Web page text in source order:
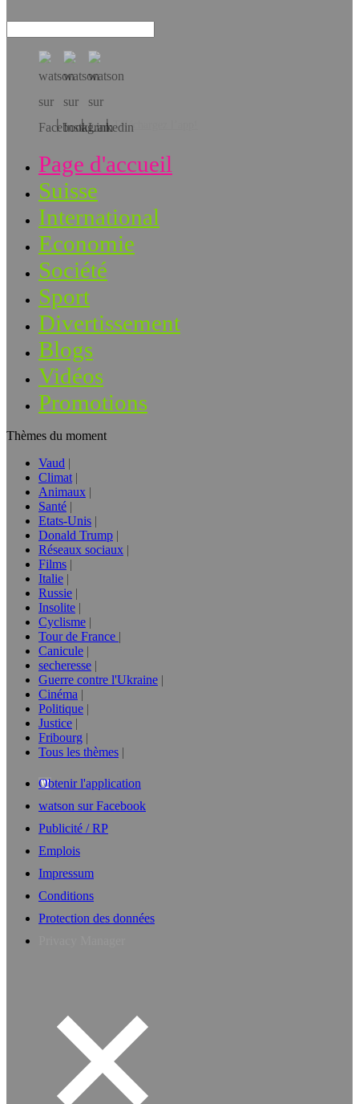
Téléchargez l’app!
Page d'accueil
Suisse
International
Economie
Société
Sport
Divertissement
Blogs
Vidéos
Promotions
Thèmes du moment
Vaud
Climat
Animaux
Santé
Etats-Unis
Donald Trump
Réseaux sociaux
Films
Italie
Russie
Insolite
Cyclisme
Tour de France
Canicule
secheresse
Guerre contre l'Ukraine
Cinéma
Politique
Justice
Fribourg
Tous les thèmes
Obtenir l'application
watson sur Facebook
Publicité / RP
Emplois
Impressum
Conditions
Protection des données